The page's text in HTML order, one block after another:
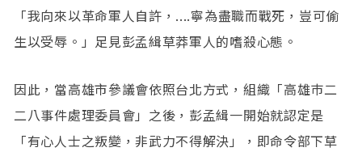
「我向來以革命軍人自許，....寧為盡職而戰死，豈可偷
生以受辱。」足見彭孟緝草莽軍人的嗜殺心態。
因此，當高雄市參議會依照台北方式，組織「高雄巿二
二八事件處理委員會」之後，彭孟緝一開始就認定是
「有心人士之叛變，非武力不得解決」，即命令部下草